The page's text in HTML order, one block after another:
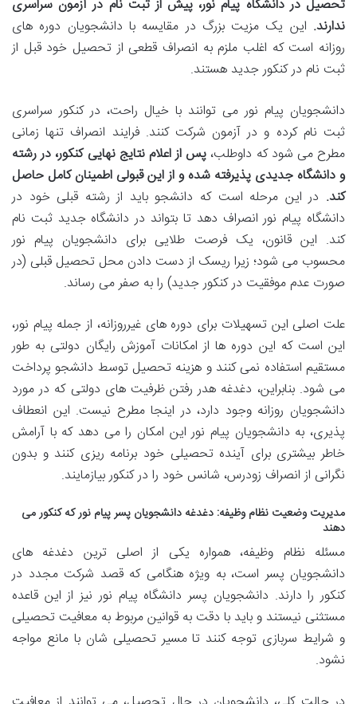
تحصیل در دانشگاه پیام نور، پیش از ثبت نام در آزمون سراسری
ندارند. این یک مزیت بزرگ در مقایسه با دانشجویان دوره های
روزانه است که اغلب ملزم به انصراف قطعی از تحصیل خود قبل از
ثبت نام در کنکور جدید هستند.
دانشجویان پیام نور می توانند با خیال راحت، در کنکور سراسری
ثبت نام کرده و در آزمون شرکت کنند. فرایند انصراف تنها زمانی
مطرح می شود که داوطلب، پس از اعلام نتایج نهایی کنکور، در رشته
و دانشگاه جدیدی پذیرفته شده و از این قبولی اطمینان کامل حاصل
کند. در این مرحله است که دانشجو باید از رشته قبلی خود در
دانشگاه پیام نور انصراف دهد تا بتواند در دانشگاه جدید ثبت نام
کند. این قانون، یک فرصت طلایی برای دانشجویان پیام نور
محسوب می شود؛ زیرا ریسک از دست دادن محل تحصیل قبلی (در
صورت عدم موفقیت در کنکور جدید) را به صفر می رساند.
علت اصلی این تسهیلات برای دوره های غیرروزانه، از جمله پیام نور،
این است که این دوره ها از امکانات آموزش رایگان دولتی به طور
مستقیم استفاده نمی کنند و هزینه تحصیل توسط دانشجو پرداخت
می شود. بنابراین، دغدغه هدر رفتن ظرفیت های دولتی که در مورد
دانشجویان روزانه وجود دارد، در اینجا مطرح نیست. این انعطاف
پذیری، به دانشجویان پیام نور این امکان را می دهد که با آرامش
خاطر بیشتری برای آینده تحصیلی خود برنامه ریزی کنند و بدون
نگرانی از انصراف زودرس، شانس خود را در کنکور بیازمایند.
مدیریت وضعیت نظام وظیفه: دغدغه دانشجویان پسر پیام نور که کنکور می
دهند
مسئله نظام وظیفه، همواره یکی از اصلی ترین دغدغه های
دانشجویان پسر است، به ویژه هنگامی که قصد شرکت مجدد در
کنکور را دارند. دانشجویان پسر دانشگاه پیام نور نیز از این قاعده
مستثنی نیستند و باید با دقت به قوانین مربوط به معافیت تحصیلی
و شرایط سربازی توجه کنند تا مسیر تحصیلی شان با مانع مواجه
نشود.